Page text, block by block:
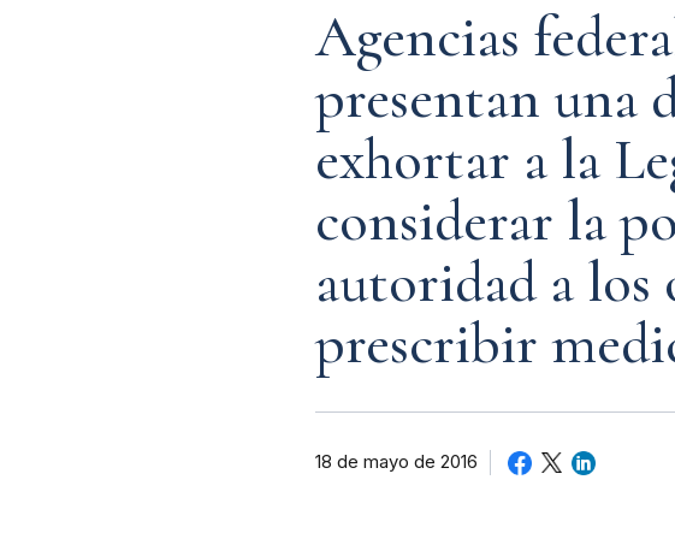
Agencias
presentan una
exhortar a la
considerar la
autoridad a
prescribir
18 de mayo de 2016